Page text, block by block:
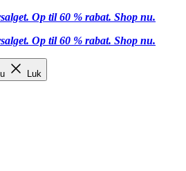
Op til 60 % rabat. Shop nu.
Op til 60 % rabat. Shop nu.
Luk